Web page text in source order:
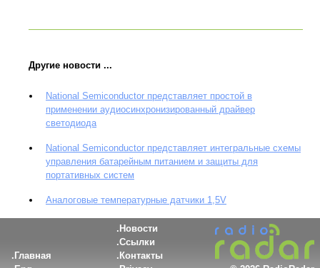
Другие новости ...
National Semiconductor представляет простой в
применении аудиосинхронизированный драйвер
светодиода
National Semiconductor представляет интегральные схемы
управления батарейным питанием и защиты для
портативных систем
Аналоговые температурные датчики 1,5V
Главная
Новости
Ссылки
Контакты